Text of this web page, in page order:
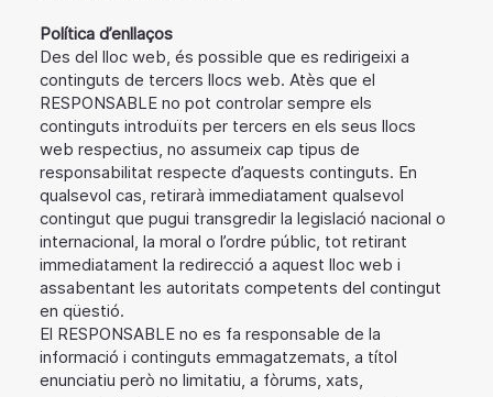
Política d’enllaços
Des del lloc web, és possible que es redirigeixi a
continguts de tercers llocs web. Atès que el
RESPONSABLE no pot controlar sempre els
continguts introduïts per tercers en els seus llocs
web respectius, no assumeix cap tipus de
responsabilitat respecte d’aquests continguts. En
qualsevol cas, retirarà immediatament qualsevol
contingut que pugui transgredir la legislació nacional o
internacional, la moral o l’ordre públic, tot retirant
immediatament la redirecció a aquest lloc web i
assabentant les autoritats competents del contingut
en qüestió.
El RESPONSABLE no es fa responsable de la
informació i continguts emmagatzemats, a títol
enunciatiu però no limitatiu, a fòrums, xats,